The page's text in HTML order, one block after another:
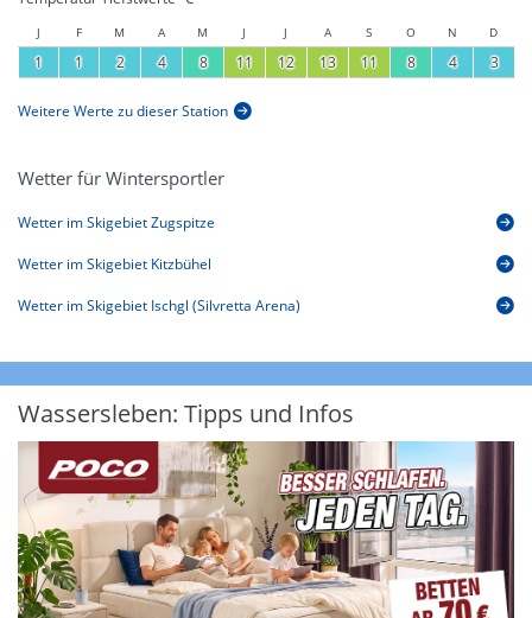
J F M A M J J A S O N D
1 1 2 4 8 11 12 13 11 8 4 3
Weitere Werte zu dieser Station
Wetter für Wintersportler
Wetter im Skigebiet Zugspitze
Wetter im Skigebiet Kitzbühel
Wetter im Skigebiet Ischgl (Silvretta Arena)
Wassersleben: Tipps und Infos